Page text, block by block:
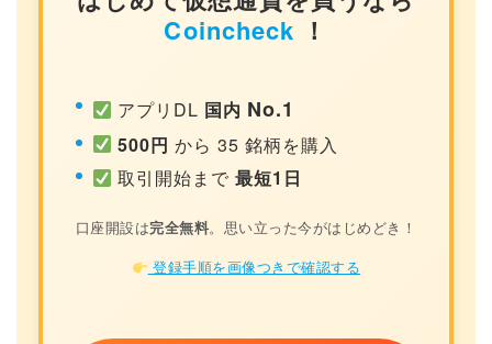
Coincheck ！
アプリDL 国内 No.1
500円 から 35 銘柄を購入
取引開始まで最短1日
口座開設は完全無料。思い立った今がはじめどき！
登録手順を画像つきで確認する